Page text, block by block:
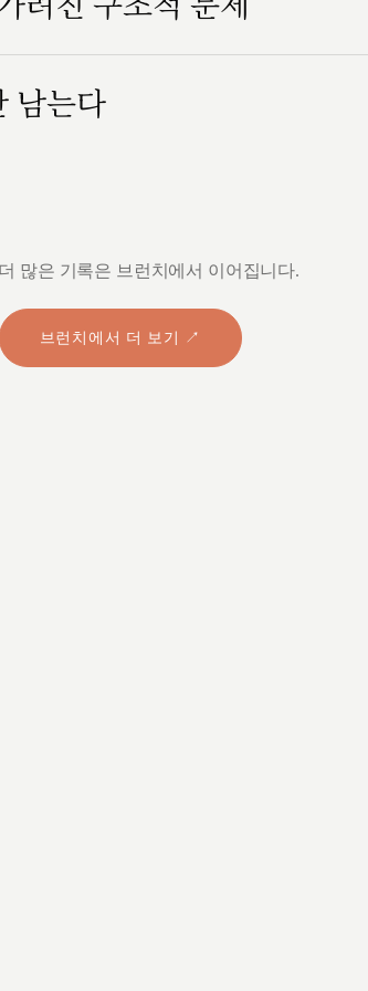
남는다
많은 기록은 브런치에서 이어집니다.
브런치에서 더 보기 ↗